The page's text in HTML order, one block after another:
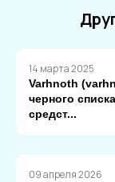
14 марта 2025
Varhnoth
черного
средст...
09 апреля 2026